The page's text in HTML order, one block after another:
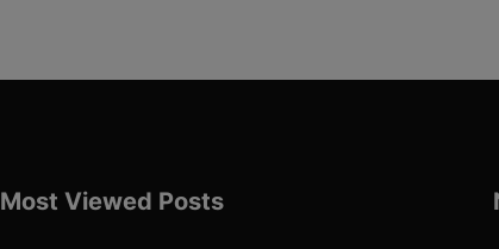
Most Viewed Posts